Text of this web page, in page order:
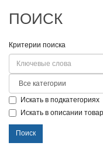
ПОИСК
Критерии поиска
Искать в подкатегориях
Искать в описании